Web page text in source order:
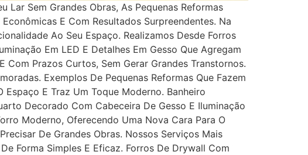
Lar Sem Grandes Obras, As Pequenas Reformas
E Com Resultados Surpreendentes. Na
Ao Seu Espaço. Realizamos Desde Forros
Em LED E Detalhes Em Gesso Que Agregam
Com Prazos Curtos, Sem Gerar Grandes Transtornos.
Exemplos De Pequenas Reformas Que Fazem
E Traz Um Toque Moderno. Banheiro
Decorado Com Cabeceira De Gesso E Iluminação
Moderno, Oferecendo Uma Nova Cara Para O
De Grandes Obras. Nossos Serviços Mais
Forma Simples E Eficaz. Forros De Drywall Com